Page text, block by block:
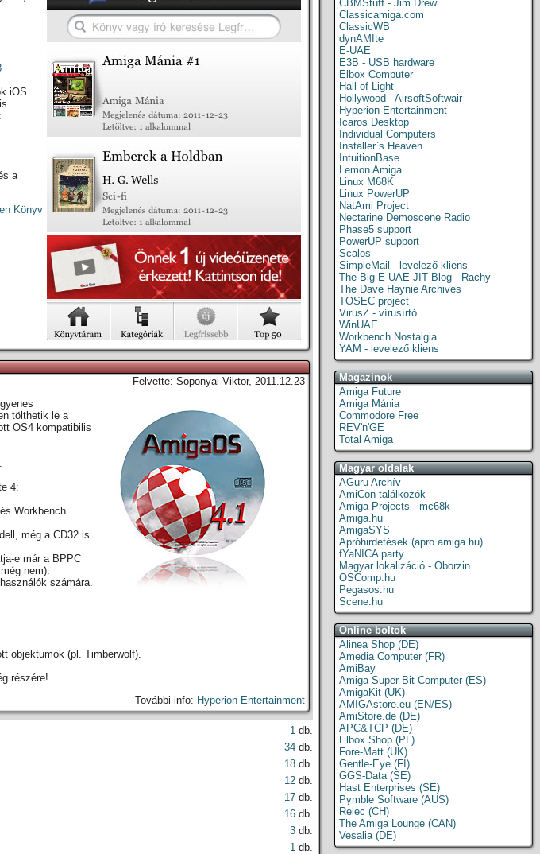
iOS
a
Könyv
Felvette: Soponyai Viktor, 2011.12.23
tölthetik le a
OS4 kompatibilis
4:
Workbench
még a CD32 is.
e már a BPPC
nem).
számára.
objektumok (pl. Timberwolf).
részére!
További info: Hyperion Entertainment
1 db.
34 db.
18 db.
12 db.
17 db.
16 db.
3 db.
1 db.
CBMStuff - Jim Drew
Classicamiga.com
ClassicWB
dynAMIte
E-UAE
E3B - USB hardware
Elbox Computer
Hall of Light
Hollywood - AirsoftSoftwair
Hyperion Entertainment
Icaros Desktop
Individual Computers
Installer`s Heaven
IntuitionBase
Lemon Amiga
Linux M68K
Linux PowerUP
NatAmi Project
Nectarine Demoscene Radio
Phase5 support
PowerUP support
Scalos
SimpleMail - levelező kliens
The Big E-UAE JIT Blog - Rachy
The Dave Haynie Archives
TOSEC project
VirusZ - vírusírtó
WinUAE
Workbench Nostalgia
YAM - levelező kliens
Magazinok
Amiga Future
Amiga Mánia
Commodore Free
REV'n'GE
Total Amiga
Magyar oldalak
AGuru Archív
AmiCon találkozók
Amiga Projects - mc68k
Amiga.hu
AmigaSYS
Apróhirdetések (apro.amiga.hu)
fYaNICA party
Magyar lokalizáció - Oborzin
OSComp.hu
Pegasos.hu
Scene.hu
Online boltok
Alinea Shop (DE)
Amedia Computer (FR)
AmiBay
Amiga Super Bit Computer (ES)
AmigaKit (UK)
AMIGAstore.eu (EN/ES)
AmiStore.de (DE)
APC&TCP (DE)
Elbox Shop (PL)
Fore-Matt (UK)
Gentle-Eye (FI)
GGS-Data (SE)
Hast Enterprises (SE)
Pymble Software (AUS)
Relec (CH)
The Amiga Lounge (CAN)
Vesalia (DE)